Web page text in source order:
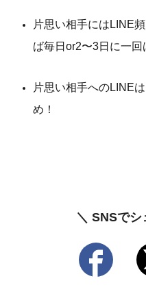
片思い相手にはLINE
ば毎日or2〜3日に一
片思い相手へのLINE
め！
＼ SNSでシ